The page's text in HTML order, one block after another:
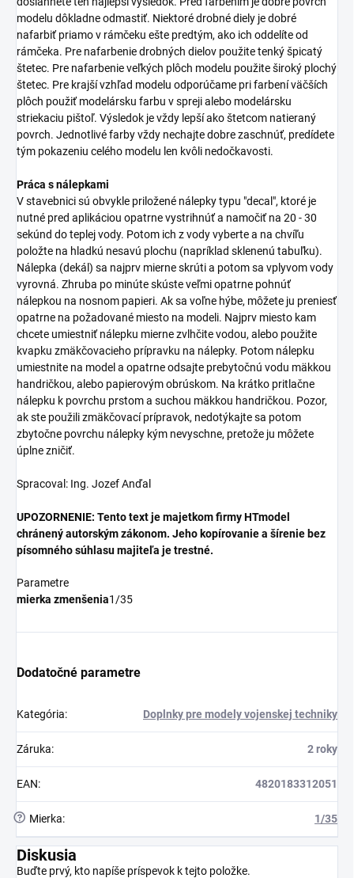
modelu dôkladne odmastiť. Niektoré drobné diely je dobré
nafarbiť priamo v rámčeku ešte predtým, ako ich oddelíte od
rámčeka. Pre nafarbenie drobných dielov použite tenký špicatý
štetec. Pre nafarbenie veľkých plôch modelu použite široký plochý
štetec. Pre krajší vzhľad modelu odporúčame pri farbení väčších
plôch použiť modelársku farbu v spreji alebo modelársku
striekaciu pištoľ. Výsledok je vždy lepší ako štetcom natieraný
povrch. Jednotlivé farby vždy nechajte dobre zaschnúť, predídete
tým pokazeniu celého modelu len kvôli nedočkavosti.
Práca s nálepkami
V stavebnici sú obvykle priložené nálepky typu "decal", ktoré je
nutné pred aplikáciou opatrne vystrihnúť a namočiť na 20 - 30
sekúnd do teplej vody. Potom ich z vody vyberte a na chvíľu
položte na hladkú nesavú plochu (napríklad sklenenú tabuľku).
Nálepka (dekál) sa najprv mierne skrúti a potom sa vplyvom vody
vyrovná. Zhruba po minúte skúste veľmi opatrne pohnúť
nálepkou na nosnom papieri. Ak sa voľne hýbe, môžete ju preniesť
opatrne na požadované miesto na modeli. Najprv miesto kam
chcete umiestniť nálepku mierne zvlhčite vodou, alebo použite
kvapku zmäkčovacieho prípravku na nálepky. Potom nálepku
umiestnite na model a opatrne odsajte prebytočnú vodu mäkkou
handričkou, alebo papierovým obrúskom. Na krátko pritlačne
nálepku k povrchu prstom a suchou mäkkou handričkou. Pozor,
ak ste použili zmäkčovací prípravok, nedotýkajte sa potom
zbytočne povrchu nálepky kým nevyschne, pretože ju môžete
úplne zničiť.
Spracoval: Ing. Jozef Anďal
UPOZORNENIE: Tento text je majetkom firmy HTmodel
chránený autorským zákonom. Jeho kopírovanie a šírenie bez
písomného súhlasu majiteľa je trestné.
Parametre
mierka zmenšenia1/35
Dodatočné parametre
Kategória: Doplnky pre modely vojenskej techniky
Záruka: 2 roky
EAN: 4820183312051
? Mierka: 1/35
Diskusia
Buďte prvý, kto napíše príspevok k tejto položke.